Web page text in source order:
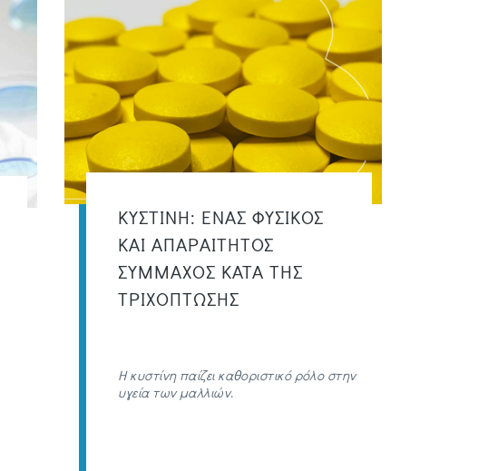
ΚΥΣΤΙΝΗ: ΕΝΑΣ ΦΥΣΙΚΟΣ
ΚΑΙ ΑΠΑΡΑΙΤΗΤΟΣ
ΣΥΜΜΑΧΟΣ ΚΑΤΑ ΤΗΣ
ΤΡΙΧΟΠΤΩΣΗΣ
Η κυστίνη παίζει καθοριστικό ρόλο στην
υγεία των μαλλιών.